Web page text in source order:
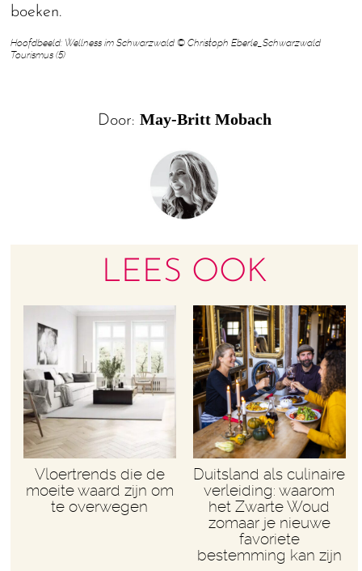
boeken.
Hoofdbeeld: Wellness im Schwarzwald © Christoph Eberle_Schwarzwald
Tourismus (5)
Door: May-Britt Mobach
LEES OOK
Vloertrends die de
moeite waard zijn om
te overwegen
Duitsland als culinaire
verleiding: waarom
het Zwarte Woud
zomaar je nieuwe
favoriete
bestemming kan zijn